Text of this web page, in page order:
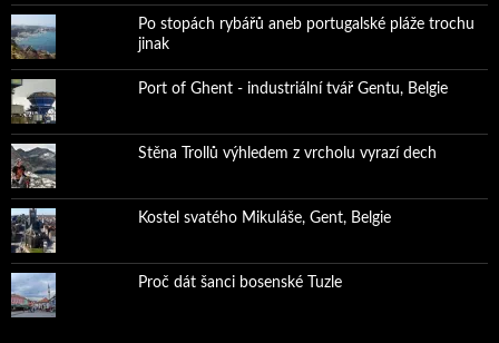
Po stopách rybářů aneb portugalské pláže trochu
jinak
Port of Ghent - industriální tvář Gentu, Belgie
Stěna Trollů výhledem z vrcholu vyrazí dech
Kostel svatého Mikuláše, Gent, Belgie
Proč dát šanci bosenské Tuzle